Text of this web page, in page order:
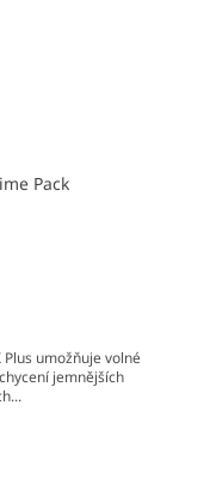
Pack
umožňuje volné
jemnějších